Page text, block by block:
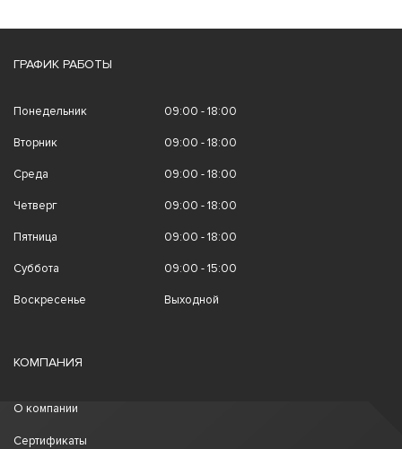
ГРАФИК РАБОТЫ
Понедельник 09:00 - 18:00
Вторник 09:00 - 18:00
Среда 09:00 - 18:00
Четверг 09:00 - 18:00
Пятница 09:00 - 18:00
Суббота 09:00 - 15:00
Воскресенье Выходной
КОМПАНИЯ
О компании
Сертификаты